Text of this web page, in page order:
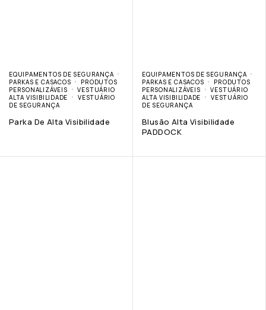
EQUIPAMENTOS DE SEGURANÇA
PARKAS E CASACOS
PRODUTOS
PERSONALIZÁVEIS
VESTUÁRIO
ALTA VISIBILIDADE
VESTUÁRIO
DE SEGURANÇA
Parka De Alta Visibilidade
EQUIPAMENTOS DE SEGURANÇA
PARKAS E CASACOS
PRODUTOS
PERSONALIZÁVEIS
VESTUÁRIO
ALTA VISIBILIDADE
VESTUÁRIO
DE SEGURANÇA
Blusão Alta Visibilidade
PADDOCK